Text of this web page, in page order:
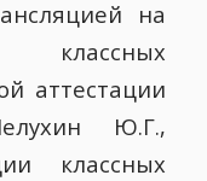
на
классных
аттестации
Ю.Г.,
классных